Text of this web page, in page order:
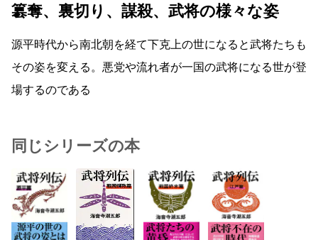
簒奪、裏切り、謀殺、武将の様々な姿
源平時代から南北朝を経て下克上の世になると武将たちも
その姿を変える。悪党や流れ者が一国の武将になる世が登
場するのである
同じシリーズの本